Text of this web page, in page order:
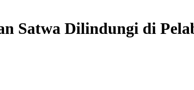
Satwa Dilindungi di